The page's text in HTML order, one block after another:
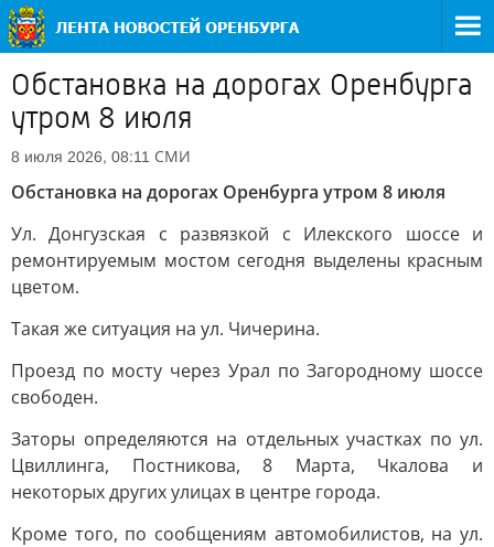
Обстановка на дорогах Оренбурга
утром 8 июля
8 июля 2026, 08:11 СМИ
Обстановка на дорогах Оренбурга утром 8 июля
Ул. Донгузская с развязкой с Илекского шоссе и
ремонтируемым мостом сегодня выделены красным
цветом.
Такая же ситуация на ул. Чичерина.
Проезд по мосту через Урал по Загородному шоссе
свободен.
Заторы определяются на отдельных участках по ул.
Цвиллинга, Постникова, 8 Марта, Чкалова и
некоторых других улицах в центре города.
Кроме того, по сообщениям автомобилистов, на ул.